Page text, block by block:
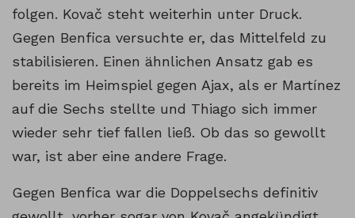
folgen. Kovač steht weiterhin unter Druck.
Gegen Benfica versuchte er, das Mittelfeld zu
stabilisieren. Einen ähnlichen Ansatz gab es
bereits im Heimspiel gegen Ajax, als er Martínez
auf die Sechs stellte und Thiago sich immer
wieder sehr tief fallen ließ. Ob das so gewollt
war, ist aber eine andere Frage.
Gegen Benfica war die Doppelsechs definitiv